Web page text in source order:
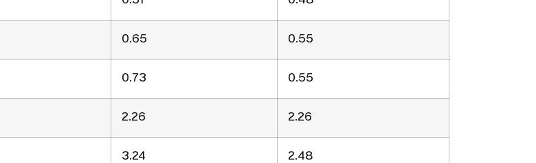
0.65 0.55
0.73 0.55
2.26 2.26
3.24 2.48